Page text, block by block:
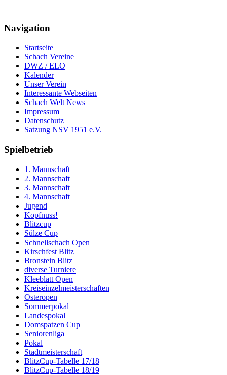
Navigation
Startseite
Schach Vereine
DWZ / ELO
Kalender
Unser Verein
Interessante Webseiten
Schach Welt News
Impressum
Datenschutz
Satzung NSV 1951 e.V.
Spielbetrieb
1. Mannschaft
2. Mannschaft
3. Mannschaft
4. Mannschaft
Jugend
Kopfnuss!
Blitzcup
Sülze Cup
Schnellschach Open
Kirschfest Blitz
Bronstein Blitz
diverse Turniere
Kleeblatt Open
Kreiseinzelmeisterschaften
Osteropen
Sommerpokal
Landespokal
Domspatzen Cup
Seniorenliga
Pokal
Stadtmeisterschaft
BlitzCup-Tabelle 17/18
BlitzCup-Tabelle 18/19